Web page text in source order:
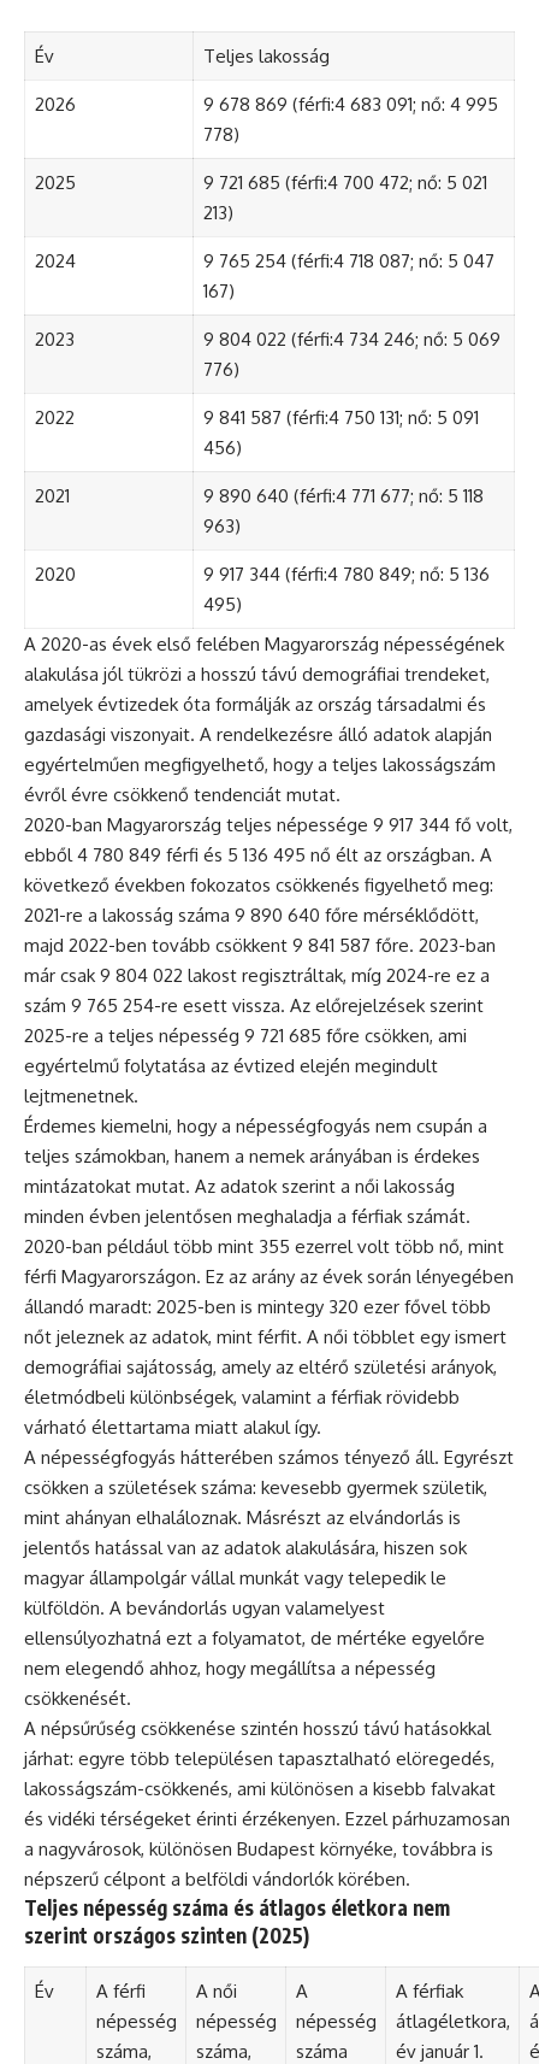
Év Teljes lakosság
2026
9 678 869 (férfi:4 683 091; nő: 4 995
778)
2025
9 721 685 (férfi:4 700 472; nő: 5 021
213)
2024
9 765 254 (férfi:4 718 087; nő: 5 047
167)
2023
9 804 022 (férfi:4 734 246; nő: 5 069
776)
2022
9 841 587 (férfi:4 750 131; nő: 5 091
456)
2021
9 890 640 (férfi:4 771 677; nő: 5 118
963)
2020
9 917 344 (férfi:4 780 849; nő: 5 136
495)
A 2020-as évek első felében Magyarország népességének
alakulása jól tükrözi a hosszú távú demográfiai trendeket,
amelyek évtizedek óta formálják az ország társadalmi és
gazdasági viszonyait. A rendelkezésre álló adatok alapján
egyértelműen megfigyelhető, hogy a teljes lakosságszám
évről évre csökkenő tendenciát mutat.
2020-ban Magyarország teljes népessége 9 917 344 fő volt,
ebből 4 780 849 férfi és 5 136 495 nő élt az országban. A
következő években fokozatos csökkenés figyelhető meg:
2021-re a lakosság száma 9 890 640 főre mérséklődött,
majd 2022-ben tovább csökkent 9 841 587 főre. 2023-ban
már csak 9 804 022 lakost regisztráltak, míg 2024-re ez a
szám 9 765 254-re esett vissza. Az előrejelzések szerint
2025-re a teljes népesség 9 721 685 főre csökken, ami
egyértelmű folytatása az évtized elején megindult
lejtmenetnek.
Érdemes kiemelni, hogy a népességfogyás nem csupán a
teljes számokban, hanem a nemek arányában is érdekes
mintázatokat mutat. Az adatok szerint a női lakosság
minden évben jelentősen meghaladja a férfiak számát.
2020-ban például több mint 355 ezerrel volt több nő, mint
férfi Magyarországon. Ez az arány az évek során lényegében
állandó maradt: 2025-ben is mintegy 320 ezer fővel több
nőt jeleznek az adatok, mint férfit. A női többlet egy ismert
demográfiai sajátosság, amely az eltérő születési arányok,
életmódbeli különbségek, valamint a férfiak rövidebb
várható élettartama miatt alakul így.
A népességfogyás hátterében számos tényező áll. Egyrészt
csökken a születések száma: kevesebb gyermek születik,
mint ahányan elhaláloznak. Másrészt az elvándorlás is
jelentős hatással van az adatok alakulására, hiszen sok
magyar állampolgár vállal munkát vagy telepedik le
külföldön. A bevándorlás ugyan valamelyest
ellensúlyozhatná ezt a folyamatot, de mértéke egyelőre
nem elegendő ahhoz, hogy megállítsa a népesség
csökkenését.
A népsűrűség csökkenése szintén hosszú távú hatásokkal
járhat: egyre több településen tapasztalható elöregedés,
lakosságszám-csökkenés, ami különösen a kisebb falvakat
és vidéki térségeket érinti érzékenyen. Ezzel párhuzamosan
a nagyvárosok, különösen Budapest környéke, továbbra is
népszerű célpont a belföldi vándorlók körében.
Teljes népesség száma és átlagos életkora nem
szerint országos szinten (2025)
Év
A férfi
népesség
száma,
A női
népesség
száma,
A
népesség
száma
A férfiak
átlagéletkora,
év január 1.